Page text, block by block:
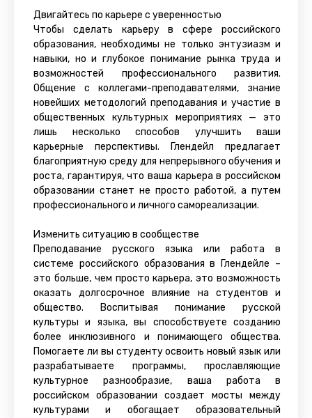
Двигайтесь по карьере с уверенностью
Чтобы сделать карьеру в сфере российского
образования, необходимы не только энтузиазм и
навыки, но и глубокое понимание рынка труда и
возможностей профессионального развития.
Общение с коллегами-преподавателями, знание
новейших методологий преподавания и участие в
общественных культурных мероприятиях — это
лишь несколько способов улучшить ваши
карьерные перспективы. Глендейл предлагает
благоприятную среду для непрерывного обучения и
роста, гарантируя, что ваша карьера в российском
образовании станет не просто работой, а путем
профессионального и личного самореализации.
Изменить ситуацию в сообществе
Преподавание русского языка или работа в
системе российского образования в Глендейле –
это больше, чем просто карьера, это возможность
оказать долгосрочное влияние на студентов и
общество. Воспитывая понимание русской
культуры и языка, вы способствуете созданию
более инклюзивного и понимающего общества.
Помогаете ли вы студенту освоить новый язык или
разрабатываете программы, прославляющие
культурное разнообразие, ваша работа в
российском образовании создает мосты между
культурами и обогащает образовательный